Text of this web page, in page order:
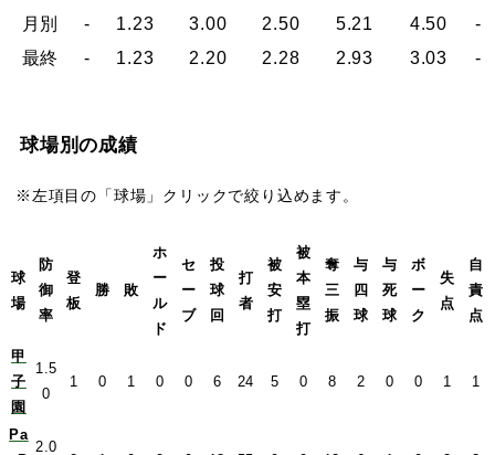
月別
- 1.23 3.00 2.50 5.21 4.50
-
最終
- 1.23 2.20 2.28 2.93 3.03 -
球場別の成績
※左項目の「球場」クリックで絞り込めます。
球
場
防
御
率
登
板
勝 敗
ホ
ー
ル
ド
セ
ー
ブ
投
球
回
打
者
被
安
打
被
本
塁
打
奪
三
振
与
四
球
与
死
球
ボ
ー
ク
失
点
自
責
点
甲
子
園
1.5
0
1 0 1 0 0 6 24 5 0 8 2 0 0 1 1
Pa
2.0